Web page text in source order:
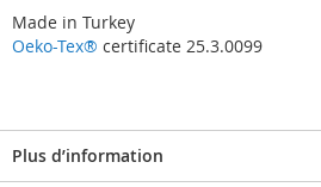
Made in Turkey
Oeko-Tex® certificate 25.3.0099
Plus d’information